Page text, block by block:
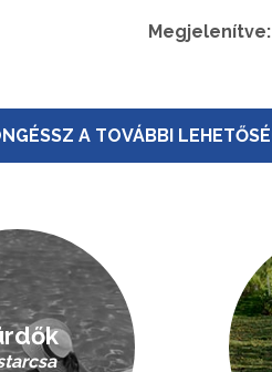
Megjelenítve:
A TOVÁBBI